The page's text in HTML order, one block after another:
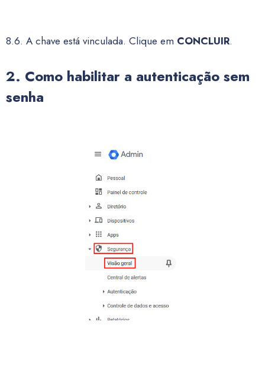
8.6. A chave está vinculada. Clique em CONCLUIR.
2. Como habilitar a autenticação sem
senha